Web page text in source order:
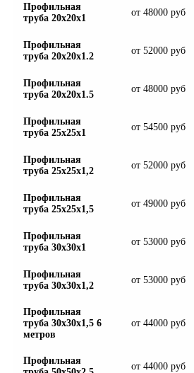
Профильная
труба 20х20х1
от48000 руб
Профильная
труба 20х20х1.2
от52000 руб
Профильная
труба 20х20х1.5
от48000 руб
Профильная
труба 25х25х1
от54500 руб
Профильная
труба 25х25х1,2
от52000 руб
Профильная
труба 25х25х1,5
от49000 руб
Профильная
труба 30х30х1
от53000 руб
Профильная
труба 30х30х1,2
от53000 руб
Профильная
труба 30х30х1,5 6
метров
от44000 руб
Профильная
от44000 руб